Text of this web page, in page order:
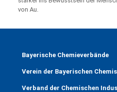
von Au.
Bayerische Chemieverbände
Verein der Bayerischen
Verband der Chemischen